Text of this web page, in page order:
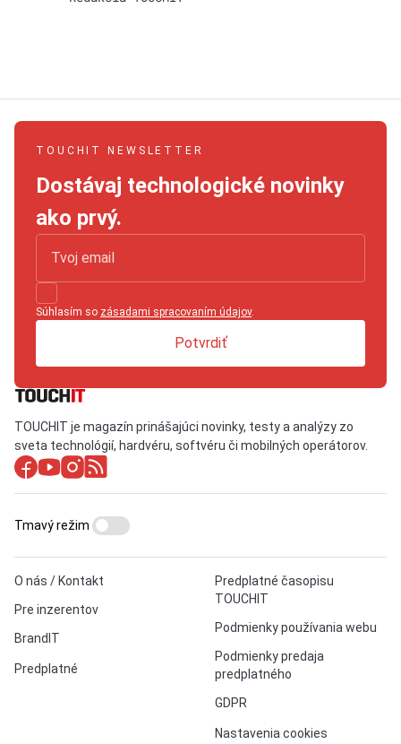
TOUCHIT NEWSLETTER
Dostávaj technologické novinky
ako prvý.
Súhlasím so zásadami spracovaním údajov.
Potvrdiť
TOUCHIT je magazín prinášajúci novinky, testy a analýzy zo
sveta technológií, hardvéru, softvéru či mobilných operátorov.
O nás / Kontakt
Pre inzerentov
BrandIT
Predplatné
Predplatné časopisu
TOUCHIT
Podmienky používania webu
Podmienky predaja
predplatného
GDPR
Nastavenia cookies
Tmavý režim